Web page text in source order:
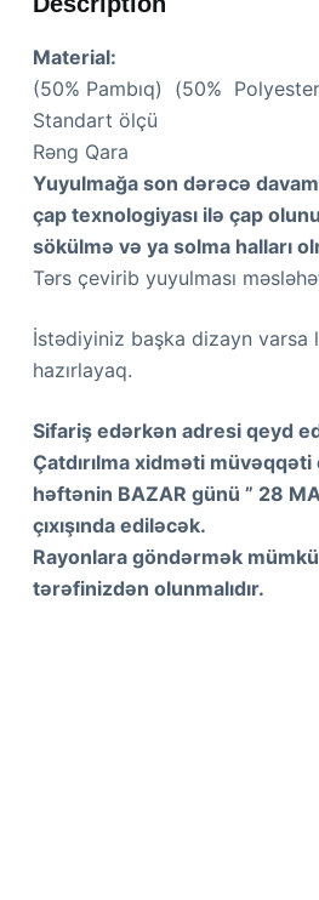
Material:
(50% Pambıq) (50%
Standart ölçü
Rəng Qara
Yuyulmağa son dərəcə
çap texnologiyası ilə çap
sökülmə və ya solma halları
Tərs çevirib yuyulması
İstədiyiniz başka dizayn varsa
hazırlayaq.
Sifariş edərkən adresi qeyd
Çatdırılma xidməti
həftənin BAZAR günü ” 28
çıxışında ediləcək.
Rayonlara göndərmək
tərəfinizdən olunmalıdır.